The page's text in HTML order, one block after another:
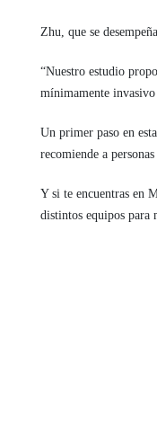
Zhu, que se
“Nuestro estudio
mínimamente
Un primer paso en
recomiende a
Y si te encuentras en
distintos equipos para